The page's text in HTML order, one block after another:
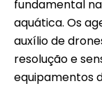
fundamental
aquática. Os
auxílio de
resolução e
equipamentos